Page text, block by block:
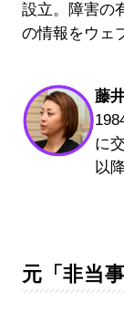
設立。障害の
の情報をウェ
藤
に
以
元「非当